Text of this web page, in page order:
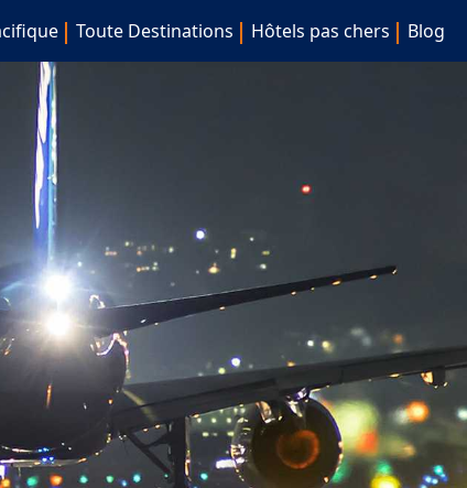
Toute Destinations Hôtels pas chers Blog